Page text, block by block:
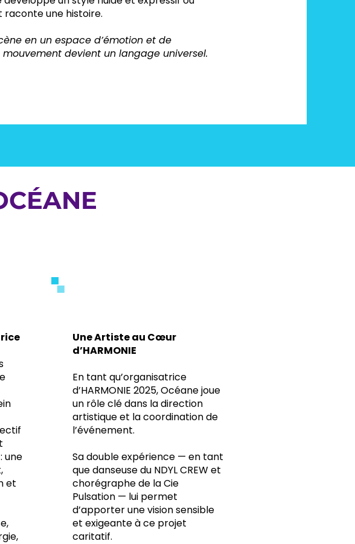
une histoire.
en un espace d’émotion et de
devient un langage universel.
une
et
Une Artiste au Cœur
d’HARMONIE
En tant qu’organisatrice
d’HARMONIE 2025, Océane joue
un rôle clé dans la direction
artistique et la coordination de
l’événement.
Sa double expérience — en tant
que danseuse du NDYL CREW et
chorégraphe de la Cie
Pulsation — lui permet
d’apporter une vision sensible
et exigeante à ce projet
caritatif.